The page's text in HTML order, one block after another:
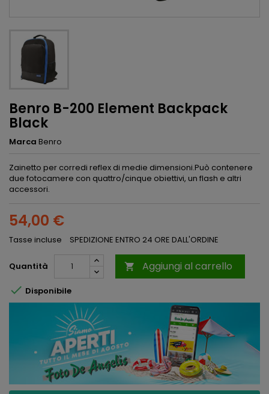
Benro B-200 Element Backpack
Black
Marca Benro
Zainetto per corredi reflex di medie dimensioni.Può contenere
due fotocamere con quattro/cinque obiettivi, un flash e altri
accessori.
54,00 €
Tasse incluse SPEDIZIONE ENTRO 24 ORE DALL'ORDINE
Quantità  Aggiungi al carrello
 Disponibile